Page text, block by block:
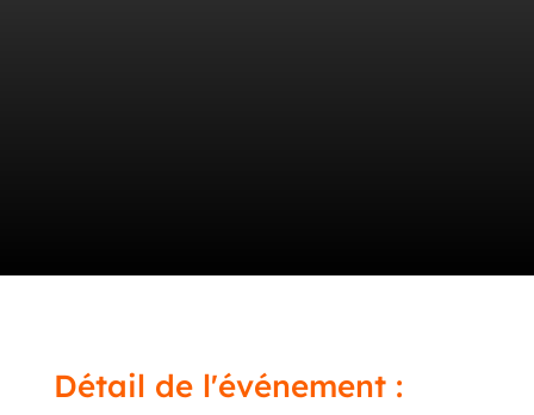
Détail de l'événement :